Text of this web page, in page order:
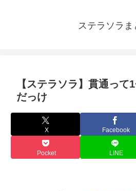
ステラソラま
【ステラソラ】貫通って
だっけ
X Facebook
Pocket LINE